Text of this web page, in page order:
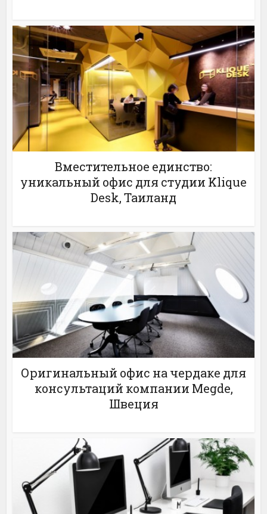
Вместительное единство:
уникальный офис для студии Klique
Desk, Таиланд
Оригинальный офис на чердаке для
консультаций компании Megde,
Швеция